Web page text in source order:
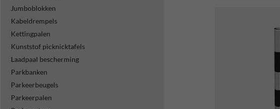
Jumboblokken
Kabeldrempels
Kettingpalen
Kunststof picknicktafels
Laadpaal bescherming
Parkbanken
Parkeerbeugels
Parkeerpalen